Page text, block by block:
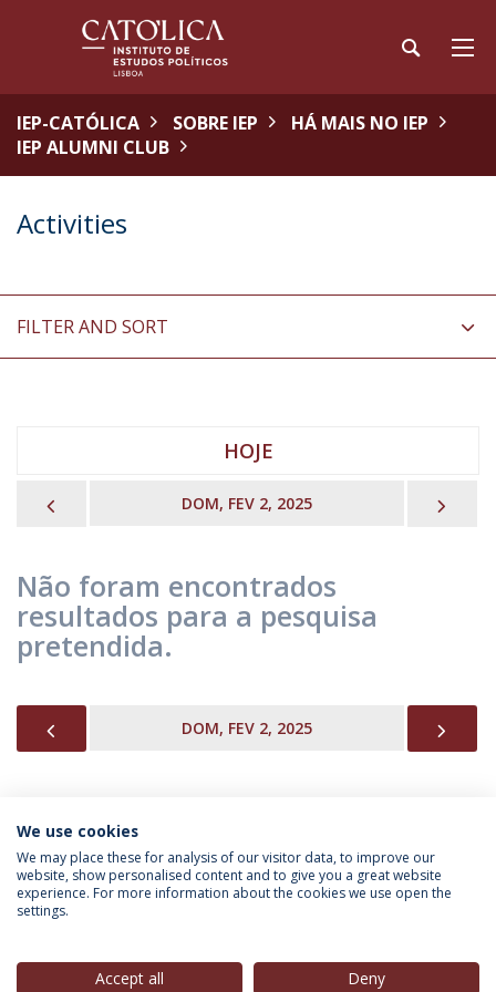
IEP-CATÓLICA SOBRE IEP
HÁ MAIS NO IEP
IEP ALUMNI CLUB
Activities
FILTER AND SORT
HOJE
DOM, FEV 2, 2025
Não foram encontrados
resultados para a pesquisa
pretendida.
DOM, FEV 2, 2025
INFORMAÇÃO PARA
We use cookies
We may place these for analysis of our visitor data, to improve our
website, show personalised content and to give you a great website
experience. For more information about the cookies we use open the
settings.
Accept all Deny